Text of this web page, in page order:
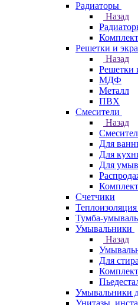
Радиаторы
Назад
Решетки и
Назад
Решетки
МДФ
Металл
ПВХ
Смесители
Назад
Для
Для
Для
Счетчики
Тумба-
Умывальники
Назад
Для
Умывальники
Унитазы,